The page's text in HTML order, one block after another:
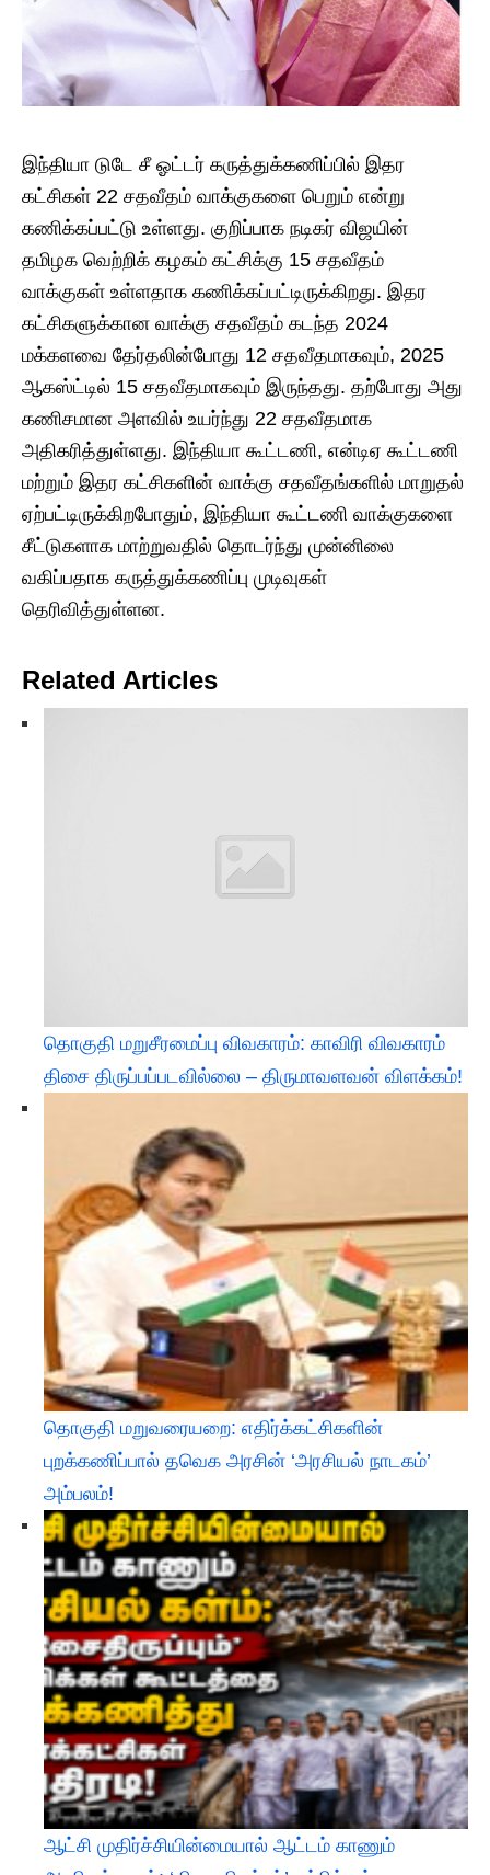
இந்தியா டுடே சீ ஓட்டர் கருத்துக்கணிப்பில் இதர
கட்சிகள் 22 சதவீதம் வாக்குகளை பெறும் என்று
கணிக்கப்பட்டு உள்ளது. குறிப்பாக நடிகர் விஜயின்
தமிழக வெற்றிக் கழகம் கட்சிக்கு 15 சதவீதம்
வாக்குகள் உள்ளதாக கணிக்கப்பட்டிருக்கிறது. இதர
கட்சிகளுக்கான வாக்கு சதவீதம் கடந்த 2024
மக்களவை தேர்தலின்போது 12 சதவீதமாகவும், 2025
ஆகஸ்ட்டில் 15 சதவீதமாகவும் இருந்தது. தற்போது அது
கணிசமான அளவில் உயர்ந்து 22 சதவீதமாக
அதிகரித்துள்ளது. இந்தியா கூட்டணி, என்டிஏ கூட்டணி
மற்றும் இதர கட்சிகளின் வாக்கு சதவீதங்களில் மாறுதல்
ஏற்பட்டிருக்கிறபோதும், இந்தியா கூட்டணி வாக்குகளை
சீட்டுகளாக மாற்றுவதில் தொடர்ந்து முன்னிலை
வகிப்பதாக கருத்துக்கணிப்பு முடிவுகள்
தெரிவித்துள்ளன.
Related Articles
தொகுதி மறுசீரமைப்பு விவகாரம்: காவிரி விவகாரம்
திசை திருப்பப்படவில்லை – திருமாவளவன் விளக்கம்!
தொகுதி மறுவரையறை: எதிர்க்கட்சிகளின்
புறக்கணிப்பால் தவெக அரசின் ‘அரசியல் நாடகம்’
அம்பலம்!
ஆட்சி முதிர்ச்சியின்மையால் ஆட்டம் காணும்